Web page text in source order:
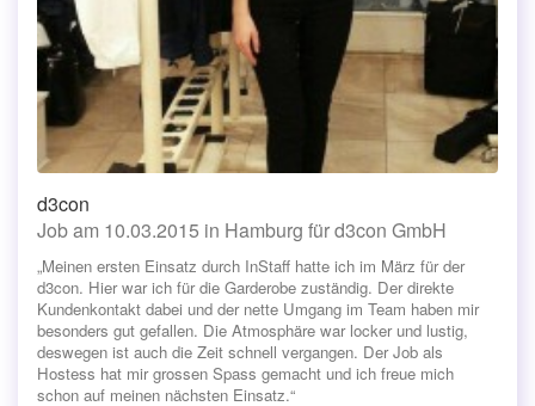
d3con
Job am 10.03.2015 in Hamburg für d3con GmbH
„Meinen ersten Einsatz durch InStaff hatte ich im März für der
d3con. Hier war ich für die Garderobe zuständig. Der direkte
Kundenkontakt dabei und der nette Umgang im Team haben mir
besonders gut gefallen. Die Atmosphäre war locker und lustig,
deswegen ist auch die Zeit schnell vergangen. Der Job als
Hostess hat mir grossen Spass gemacht und ich freue mich
schon auf meinen nächsten Einsatz.“